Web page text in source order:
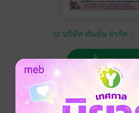
บริษัท ทันหุ้น จำกัด
ซื้อ 15 บาท
No